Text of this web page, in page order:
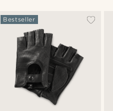
Bestseller